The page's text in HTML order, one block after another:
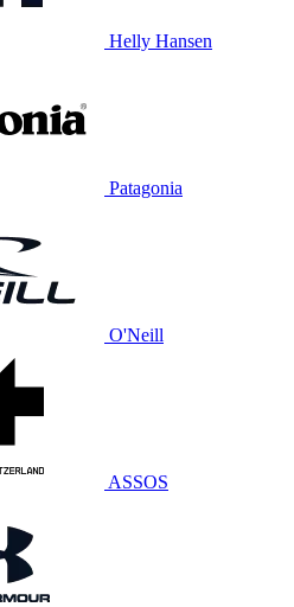
Helly Hansen
Patagonia
O'Neill
ASSOS